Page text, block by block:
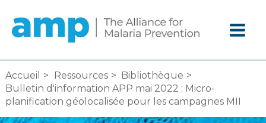
contenu
Accueil Ressources
Bibliothèque
Bulletin d'information APP mai 2022 : Micro-
planification géolocalisée pour les campagnes MII